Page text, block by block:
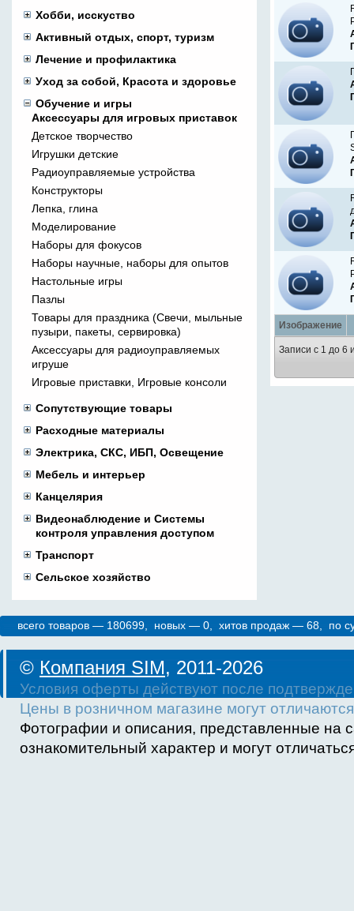
Хобби, исскуство
Активный отдых, спорт, туризм
Лечение и профилактика
Уход за собой, Красота и здоровье
Обучение и игры
Аксессуары для игровых приставок
Детское творчество
Игрушки детские
Радиоуправляемые устройства
Конструкторы
Лепка, глина
Моделирование
Наборы для фокусов
Наборы научные, наборы для опытов
Настольные игры
Пазлы
Товары для праздника (Свечи, мыльные
пузыри, пакеты, сервировка)
Аксессуары для радиоуправляемых
игруше
Игровые приставки, Игровые консоли
Сопутствующие товары
Расходные материалы
Электрика, СКС, ИБП, Освещение
Мебель и интерьер
Канцелярия
Видеонаблюдение и Системы
контроля управления доступом
Транспорт
Сельское хозяйство
Изображение
Записи с 1 до 6
всего товаров — 180699, новых — 0, хитов продаж — 68, по
© Компания SIM, 2011-2026
Условия оферты действуют после
Цены в розничном магазине могут
Фотографии и описания, представленные на
ознакомительный характер и могут